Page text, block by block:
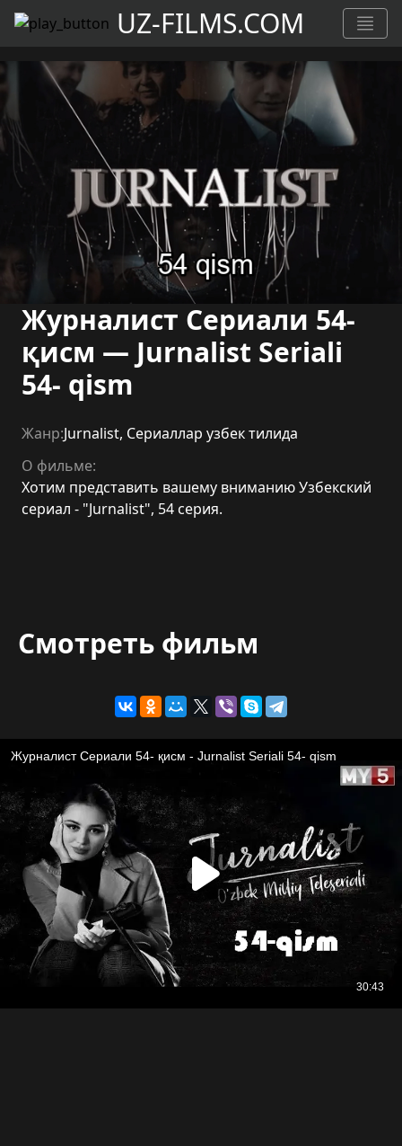
UZ-FILMS.COM
Журналист Сериали 54-
қисм — Jurnalist Seriali
54- qism
Жанр:Jurnalist, Сериаллар узбек тилида
О фильме:
Хотим представить вашему вниманию Узбекский
сериал - "Jurnalist", 54 серия.
Смотреть фильм